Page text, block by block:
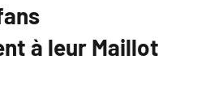
à leur Maillot